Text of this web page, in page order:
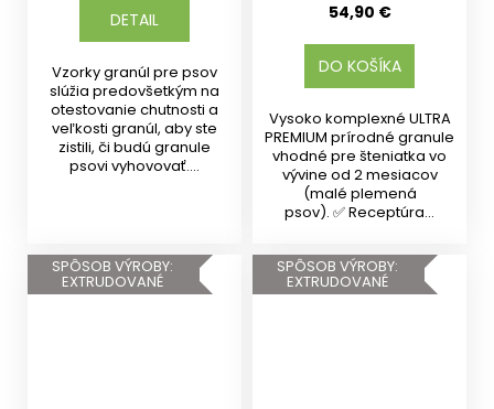
DETAIL
Vzorky granúl pre psov
slúžia predovšetkým na
otestovanie chutnosti a
veľkosti granúl, aby ste
zistili, či budú granule
psovi vyhovovať....
54,90 €
DO KOŠÍKA
Vysoko komplexné ULTRA
PREMIUM prírodné granule
vhodné pre šteniatka vo
vývine od 2 mesiacov
(malé plemená
psov). ✅ Receptúra...
SPÔSOB VÝROBY:
EXTRUDOVANÉ
SPÔSOB VÝROBY:
EXTRUDOVANÉ